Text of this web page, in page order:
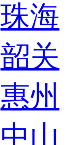
珠海
韶关
惠州
中山